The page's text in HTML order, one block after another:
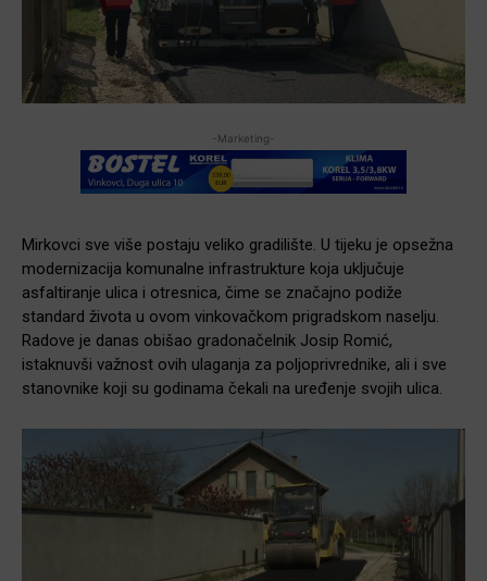
-Marketing-
Mirkovci sve više postaju veliko gradilište. U tijeku je opsežna
modernizacija komunalne infrastrukture koja uključuje
asfaltiranje ulica i otresnica, čime se značajno podiže
standard života u ovom vinkovačkom prigradskom naselju.
Radove je danas obišao gradonačelnik Josip Romić,
istaknuvši važnost ovih ulaganja za poljoprivrednike, ali i sve
stanovnike koji su godinama čekali na uređenje svojih ulica.